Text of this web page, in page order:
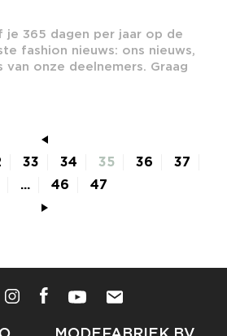
365 dagen per jaar op de
fashion nieuws: ons nieuws,
onze deelnemers. Graag
33 34 35 36
37
... 46 47